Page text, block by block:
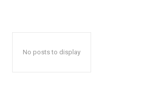
No posts to display